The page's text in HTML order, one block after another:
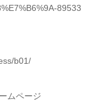
89533
b01/
ムページ